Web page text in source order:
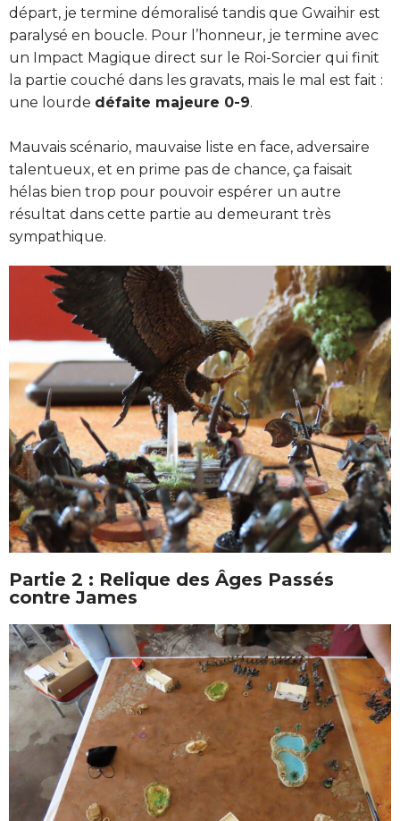
départ, je termine démoralisé tandis que Gwaihir est
paralysé en boucle. Pour l’honneur, je termine avec
un Impact Magique direct sur le Roi-Sorcier qui finit
la partie couché dans les gravats, mais le mal est fait :
une lourde défaite majeure 0-9.
Mauvais scénario, mauvaise liste en face, adversaire
talentueux, et en prime pas de chance, ça faisait
hélas bien trop pour pouvoir espérer un autre
résultat dans cette partie au demeurant très
sympathique.
Partie 2 : Relique des Âges Passés
contre James